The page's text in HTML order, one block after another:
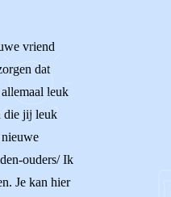
vriend
dat
leuk
die jij leuk
ouders/ Ik
Je kan hier